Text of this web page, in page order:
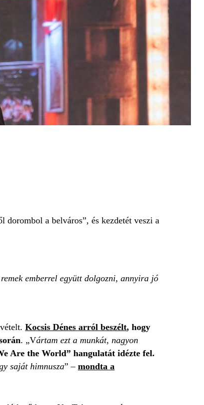
a belváros”, és kezdetét veszi a
emberrel együtt dolgozni, annyira jó
Kocsis Dénes arról beszélt, hogy
. „Vártam ezt a munkát, nagyon
Are the World” hangulatát idézte fel.
saját himnusza” – mondta a